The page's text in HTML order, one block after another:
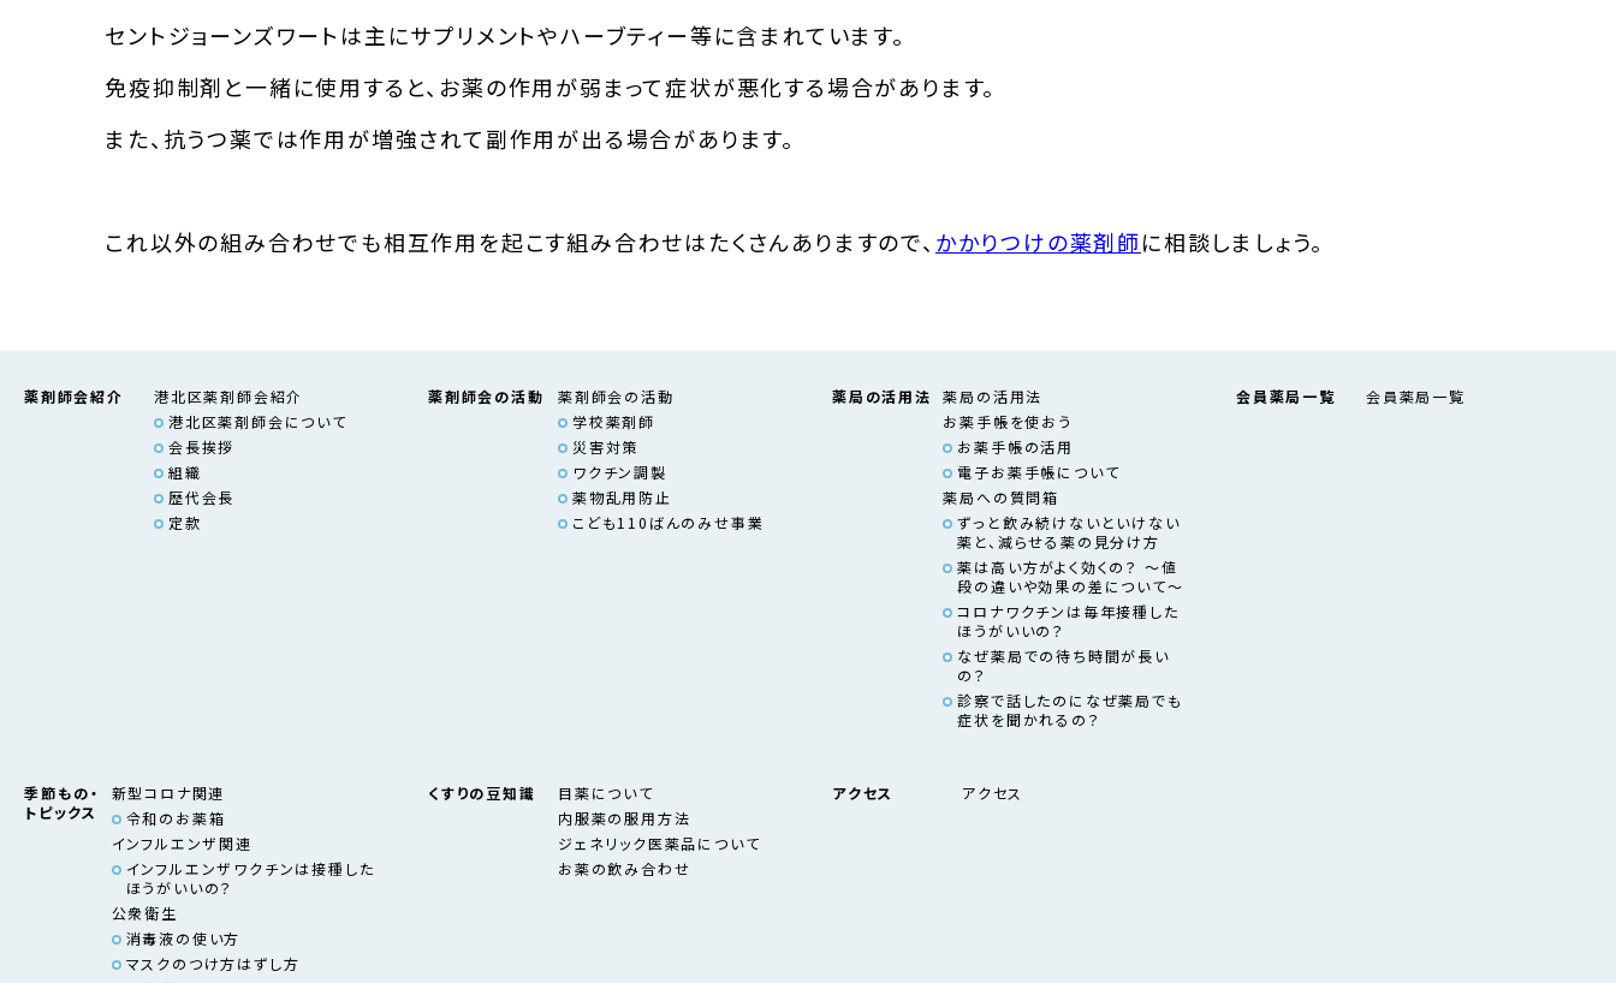
セントジョーンズワートは主にサプリメントやハーブティー等に含まれています。
免疫抑制剤と一緒に使用すると、お薬の作用が弱まって症状が悪化する場合があります。
また、抗うつ薬では作用が増強されて副作用が出る場合があります。
これ以外の組み合わせでも相互作用を起こす組み合わせはたくさんありますので、 かかりつけの薬剤師に相談しましょう。
薬剤師会紹介
港北区薬剤師会紹介
港北区薬剤師会について
会長挨拶
組織
歴代会長
定款
薬剤師会の活動
薬剤師会の活動
学校薬剤師
災害対策
ワクチン調製
薬物乱用防止
こども110ばんのみせ事業
薬局の活用法
薬局の活用法
お薬手帳を使おう
お薬手帳の活用
電子お薬手帳について
薬局への質問箱
ずっと飲み続けないといけない
薬と、減らせる薬の見分け方
薬は高い方がよく効くの？ ～値
段の違いや効果の差について～
コロナワクチンは毎年接種した
ほうがいいの？
なぜ薬局での待ち時間が長い
の？
診察で話したのになぜ薬局でも
症状を聞かれるの？
会員薬局一覧 会員薬局一覧
季節もの・
トピックス
新型コロナ関連
令和のお薬箱
インフルエンザ関連
インフルエンザワクチンは接種した
ほうがいいの？
公衆衛生
消毒液の使い方
マスクのつけ方はずし方
くすりの豆知識
目薬について
内服薬の服用方法
ジェネリック医薬品について
お薬の飲み合わせ
アクセス アクセス